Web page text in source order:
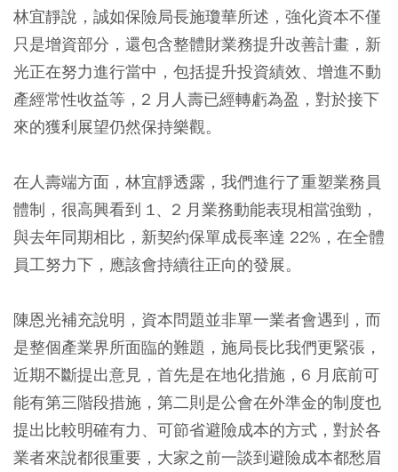
林宜靜說，誠如保險局長施瓊華所述，強化資本不僅
只是增資部分，還包含整體財業務提升改善計畫，新
光正在努力進行當中，包括提升投資績效、增進不動
產經常性收益等，2 月人壽已經轉虧為盈，對於接下
來的獲利展望仍然保持樂觀。
在人壽端方面，林宜靜透露，我們進行了重塑業務員
體制，很高興看到 1、2 月業務動能表現相當強勁，
與去年同期相比，新契約保單成長率達 22%，在全體
員工努力下，應該會持續往正向的發展。
陳恩光補充說明，資本問題並非單一業者會遇到，而
是整個產業界所面臨的難題，施局長比我們更緊張，
近期不斷提出意見，首先是在地化措施，6 月底前可
能有第三階段措施，第二則是公會在外準金的制度也
提出比較明確有力、可節省避險成本的方式，對於各
業者來說都很重要，大家之前一談到避險成本都愁眉